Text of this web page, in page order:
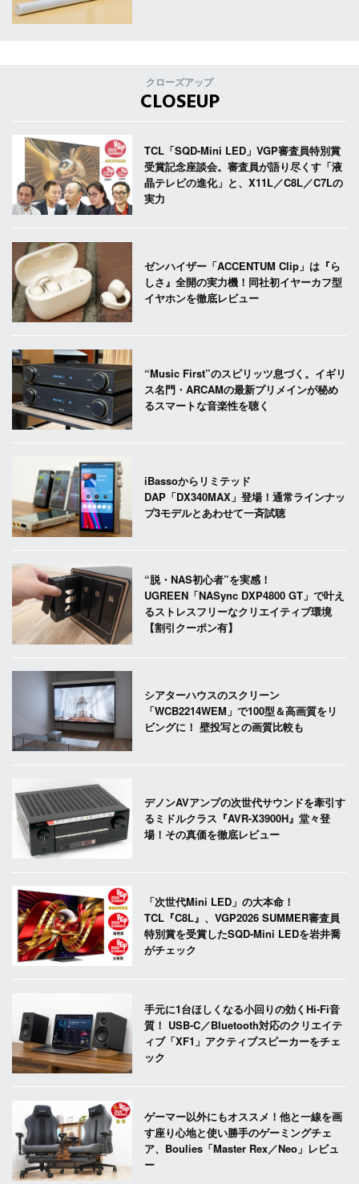
クローズアップ
CLOSEUP
TCL「SQD-Mini LED」VGP審査員特別賞
受賞記念座談会。審査員が語り尽くす「液
晶テレビの進化」と、X11L／C8L／C7Lの
実力
ゼンハイザー「ACCENTUM Clip」は『ら
しさ』全開の実力機！同社初イヤーカフ型
イヤホンを徹底レビュー
“Music First”のスピリッツ息づく。イギリ
ス名門・ARCAMの最新プリメインが秘め
るスマートな音楽性を聴く
iBassoからリミテッド
DAP「DX340MAX」登場！通常ラインナッ
プ3モデルとあわせて一斉試聴
“脱・NAS初心者”を実感！
UGREEN「NASync DXP4800 GT」で叶え
るストレスフリーなクリエイティブ環境
【割引クーポン有】
シアターハウスのスクリーン
「WCB2214WEM」で100型＆高画質をリ
ビングに！ 壁投写との画質比較も
デノンAVアンプの次世代サウンドを牽引す
るミドルクラス『AVR-X3900H』堂々登
場！その真価を徹底レビュー
「次世代Mini LED」の大本命！
TCL『C8L』、VGP2026 SUMMER審査員
特別賞を受賞したSQD-Mini LEDを岩井喬
がチェック
手元に1台ほしくなる小回りの効くHi-Fi音
質！ USB-C／Bluetooth対応のクリエイテ
ィブ「XF1」アクティブスピーカーをチェ
ック
ゲーマー以外にもオススメ！他と一線を画
す座り心地と使い勝手のゲーミングチェ
ア、Boulies「Master Rex／Neo」レビュ
ー